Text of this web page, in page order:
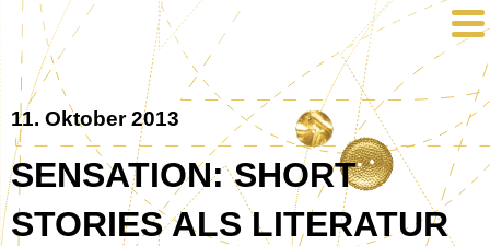
11. Oktober 2013
SENSATION: SHORT
STORIES ALS LITERATUR